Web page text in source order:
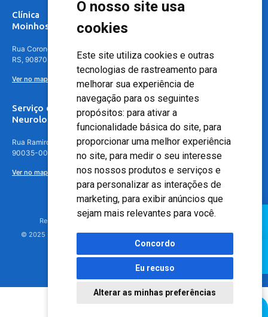
O nosso site usa
cookies
Este site utiliza cookies e outras
tecnologias de rastreamento para
melhorar sua experiência de
navegação para os seguintes
propósitos: para ativar a
funcionalidade básica do site, para
proporcionar uma melhor experiência
no site, para medir o seu interesse
nos nossos produtos e serviços e
para personalizar as interações de
marketing, para exibir anúncios que
sejam mais relevantes para você.
Concordo
Eu recuso
Alterar as minhas preferências
Clínica
Moinhos de Vento - Teresópolis
Rua Coronel Aparício Borges, 250 - 3º andar - Teresópolis, Porto Alegre -
RS, 90870-016
Ver no mapa
Serviço de
Neurologia
Rua Ramiro Barcelos, 630 – 5º andar – Floresta, Porto Alegre – RS,
90035-001
Ver no mapa
Responsável Técnico: Dr. Luiz Antonio Nasi - CREMERS 11217
© 2025 - Hospital Moinhos de Vento - Registro Empresa (CRM-RS): 425